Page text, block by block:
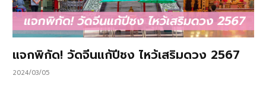
แจกพิกัด! วัดจีนแก้ปีชง ไหว้เสริมดวง 2567
2024/03/05